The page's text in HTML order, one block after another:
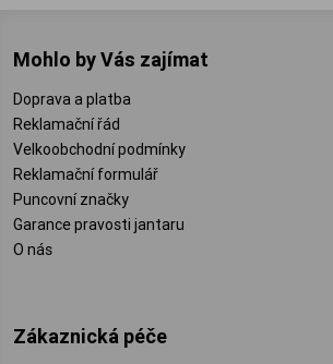
Mohlo by Vás zajímat
Doprava a platba
Reklamační řád
Velkoobchodní podmínky
Reklamační formulář
Puncovní značky
Garance pravosti jantaru
O nás
Zákaznická péče